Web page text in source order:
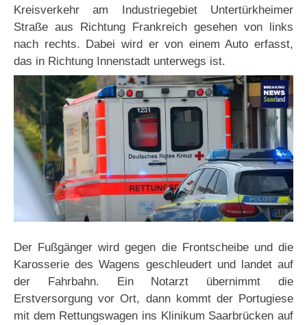
Kreisverkehr am Industriegebiet Untertürkheimer
Straße aus Richtung Frankreich gesehen von links
nach rechts. Dabei wird er von einem Auto erfasst,
das in Richtung Innenstadt unterwegs ist.
Der Fußgänger wird gegen die Frontscheibe und die
Karosserie des Wagens geschleudert und landet auf
der Fahrbahn. Ein Notarzt übernimmt die
Erstversorgung vor Ort, dann kommt der Portugiese
mit dem Rettungswagen ins Klinikum Saarbrücken auf